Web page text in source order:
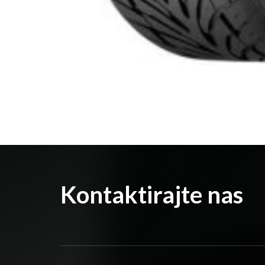
Kontaktirajte nas